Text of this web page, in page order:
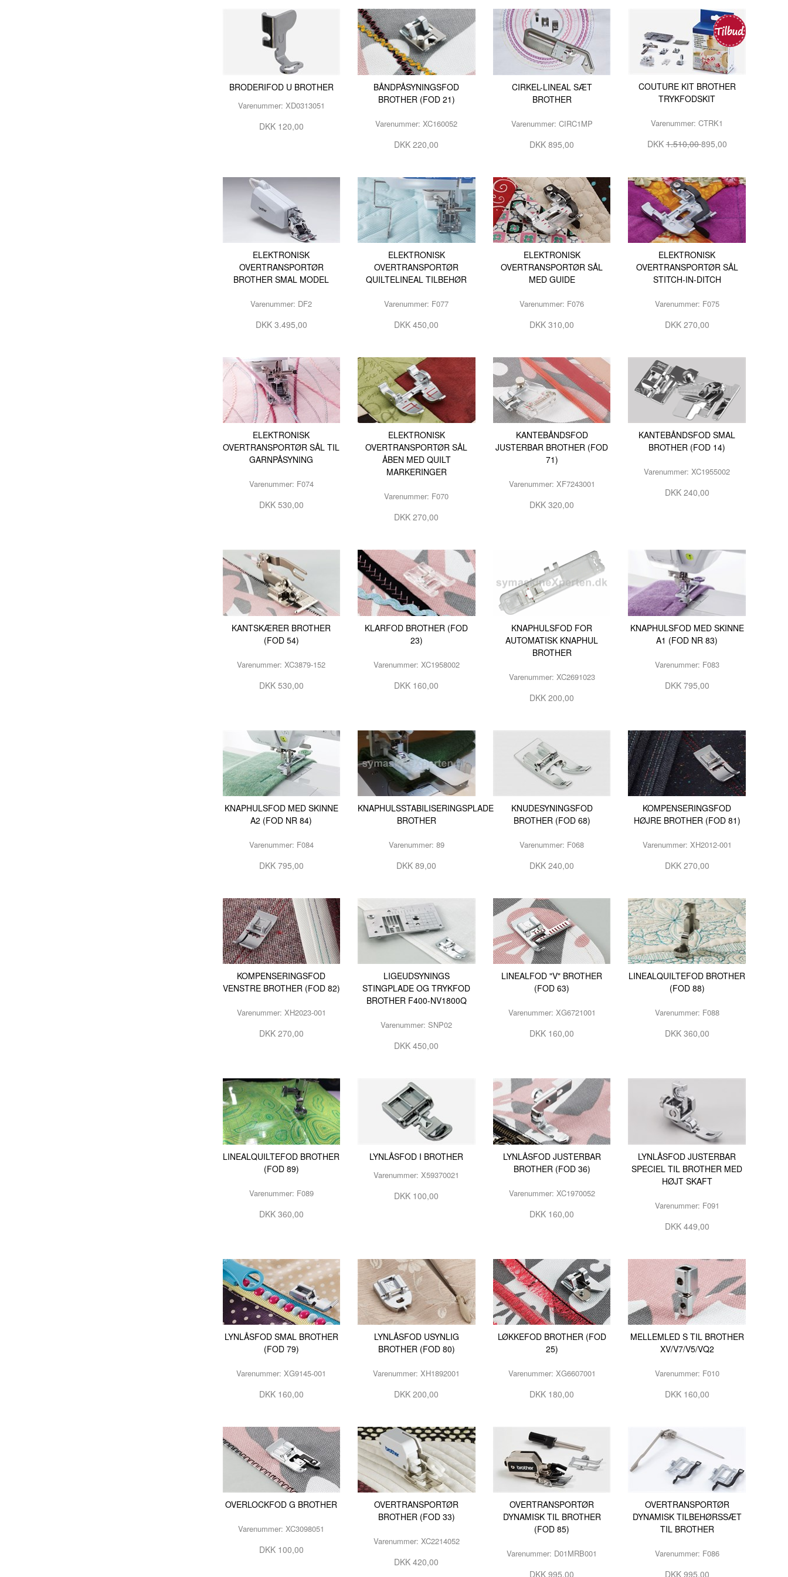
OPBEVARING TIL SPOLER
BRODERIFOD U BROTHER
Varenummer: XD0313051
DKK 120,00
BÅNDPÅSYNINGSFOD
BROTHER (FOD 21)
Varenummer: XC160052
DKK 220,00
CIRKEL-LINEAL SÆT
BROTHER
Varenummer: CIRC1MP
DKK 895,00
COUTURE KIT BROTHER
TRYKFODSKIT
Varenummer: CTRK1
DKK1.510,00895,00
ELEKTRONISK
OVERTRANSPORTØR
BROTHER SMAL MODEL
Varenummer: DF2
DKK 3.495,00
ELEKTRONISK
OVERTRANSPORTØR
QUILTELINEAL TILBEHØR
Varenummer: F077
DKK 450,00
ELEKTRONISK
OVERTRANSPORTØR SÅL
MED GUIDE
Varenummer: F076
DKK 310,00
ELEKTRONISK
OVERTRANSPORTØR SÅL
STITCH-IN-DITCH
Varenummer: F075
DKK 270,00
ELEKTRONISK
OVERTRANSPORTØR SÅL TIL
GARNPÅSYNING
Varenummer: F074
DKK 530,00
ELEKTRONISK
OVERTRANSPORTØR SÅL
ÅBEN MED QUILT
MARKERINGER
Varenummer: F070
DKK 270,00
KANTEBÅNDSFOD
JUSTERBAR BROTHER (FOD
71)
Varenummer: XF7243001
DKK 320,00
KANTEBÅNDSFOD SMAL
BROTHER (FOD 14)
Varenummer: XC1955002
DKK 240,00
KANTSKÆRER BROTHER
(FOD 54)
Varenummer: XC3879-152
DKK 530,00
KLARFOD BROTHER (FOD
23)
Varenummer: XC1958002
DKK 160,00
KNAPHULSFOD FOR
AUTOMATISK KNAPHUL
BROTHER
Varenummer: XC2691023
DKK 200,00
KNAPHULSFOD MED SKINNE
A1 (FOD NR 83)
Varenummer: F083
DKK 795,00
KNAPHULSFOD MED SKINNE
A2 (FOD NR 84)
Varenummer: F084
DKK 795,00
KNAPHULSSTABILISERINGSPLADE
BROTHER
Varenummer: 89
DKK 89,00
KNUDESYNINGSFOD
BROTHER (FOD 68)
Varenummer: F068
DKK 240,00
KOMPENSERINGSFOD
HØJRE BROTHER (FOD 81)
Varenummer: XH2012-001
DKK 270,00
KOMPENSERINGSFOD
VENSTRE BROTHER (FOD 82)
Varenummer: XH2023-001
DKK 270,00
LIGEUDSYNINGS
STINGPLADE OG TRYKFOD
BROTHER F400-NV1800Q
Varenummer: SNP02
DKK 450,00
LINEALFOD "V" BROTHER
(FOD 63)
Varenummer: XG6721001
DKK 160,00
LINEALQUILTEFOD BROTHER
(FOD 88)
Varenummer: F088
DKK 360,00
LINEALQUILTEFOD BROTHER
(FOD 89)
Varenummer: F089
DKK 360,00
LYNLÅSFOD I BROTHER
Varenummer: X59370021
DKK 100,00
LYNLÅSFOD JUSTERBAR
BROTHER (FOD 36)
Varenummer: XC1970052
DKK 160,00
LYNLÅSFOD JUSTERBAR
SPECIEL TIL BROTHER MED
HØJT SKAFT
Varenummer: F091
DKK 449,00
LYNLÅSFOD SMAL BROTHER
(FOD 79)
Varenummer: XG9145-001
DKK 160,00
LYNLÅSFOD USYNLIG
BROTHER (FOD 80)
Varenummer: XH1892001
DKK 200,00
LØKKEFOD BROTHER (FOD
25)
Varenummer: XG6607001
DKK 180,00
MELLEMLED S TIL BROTHER
XV/V7/V5/VQ2
Varenummer: F010
DKK 160,00
OVERLOCKFOD G BROTHER
Varenummer: XC3098051
DKK 100,00
OVERTRANSPORTØR
BROTHER (FOD 33)
Varenummer: XC2214052
DKK 420,00
OVERTRANSPORTØR
DYNAMISK TIL BROTHER
(FOD 85)
Varenummer: D01MRB001
DKK 995,00
OVERTRANSPORTØR
DYNAMISK TILBEHØRSSÆT
TIL BROTHER
Varenummer: F086
DKK 995,00